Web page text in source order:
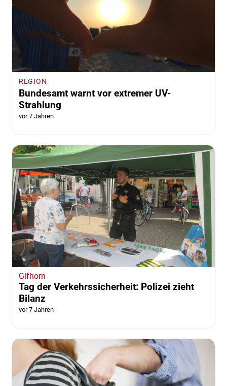
REGION
Bundesamt warnt vor extremer UV-
Strahlung
vor 7 Jahren
Gifhorn
Tag der Verkehrssicherheit: Polizei zieht
Bilanz
vor 7 Jahren